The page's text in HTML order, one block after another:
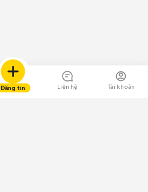
Đăng tin Liên hệ Tài khoản